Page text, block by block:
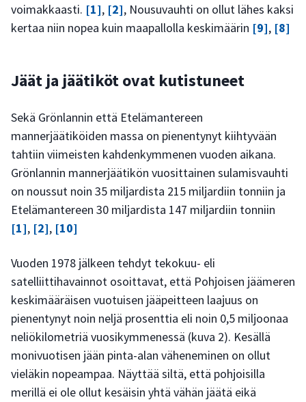
voimakkaasti. [1], [2], Nousuvauhti on ollut lähes kaksi
kertaa niin nopea kuin maapallolla keskimäärin [9], [8]
Jäät ja jäätiköt ovat kutistuneet
Sekä Grönlannin että Etelämantereen
mannerjäätiköiden massa on pienentynyt kiihtyvään
tahtiin viimeisten kahdenkymmenen vuoden aikana.
Grönlannin mannerjäätikön vuosittainen sulamisvauhti
on noussut noin 35 miljardista 215 miljardiin tonniin ja
Etelämantereen 30 miljardista 147 miljardiin tonniin
[1], [2], [10]
Vuoden 1978 jälkeen tehdyt tekokuu- eli
satelliittihavainnot osoittavat, että Pohjoisen jäämeren
keskimääräisen vuotuisen jääpeitteen laajuus on
pienentynyt noin neljä prosenttia eli noin 0,5 miljoonaa
neliökilometriä vuosikymmenessä (kuva 2). Kesällä
monivuotisen jään pinta-alan väheneminen on ollut
vieläkin nopeampaa. Näyttää siltä, että pohjoisilla
merillä ei ole ollut kesäisin yhtä vähän jäätä eikä